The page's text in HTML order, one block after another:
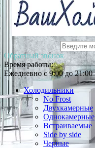
Обратный звонок
Время работы:
Ежедневно с 9:00 до 21:00
Холодильники
No Frost
Двухкамерные
Однокамерные
Встраиваемые
Side by side
Черные